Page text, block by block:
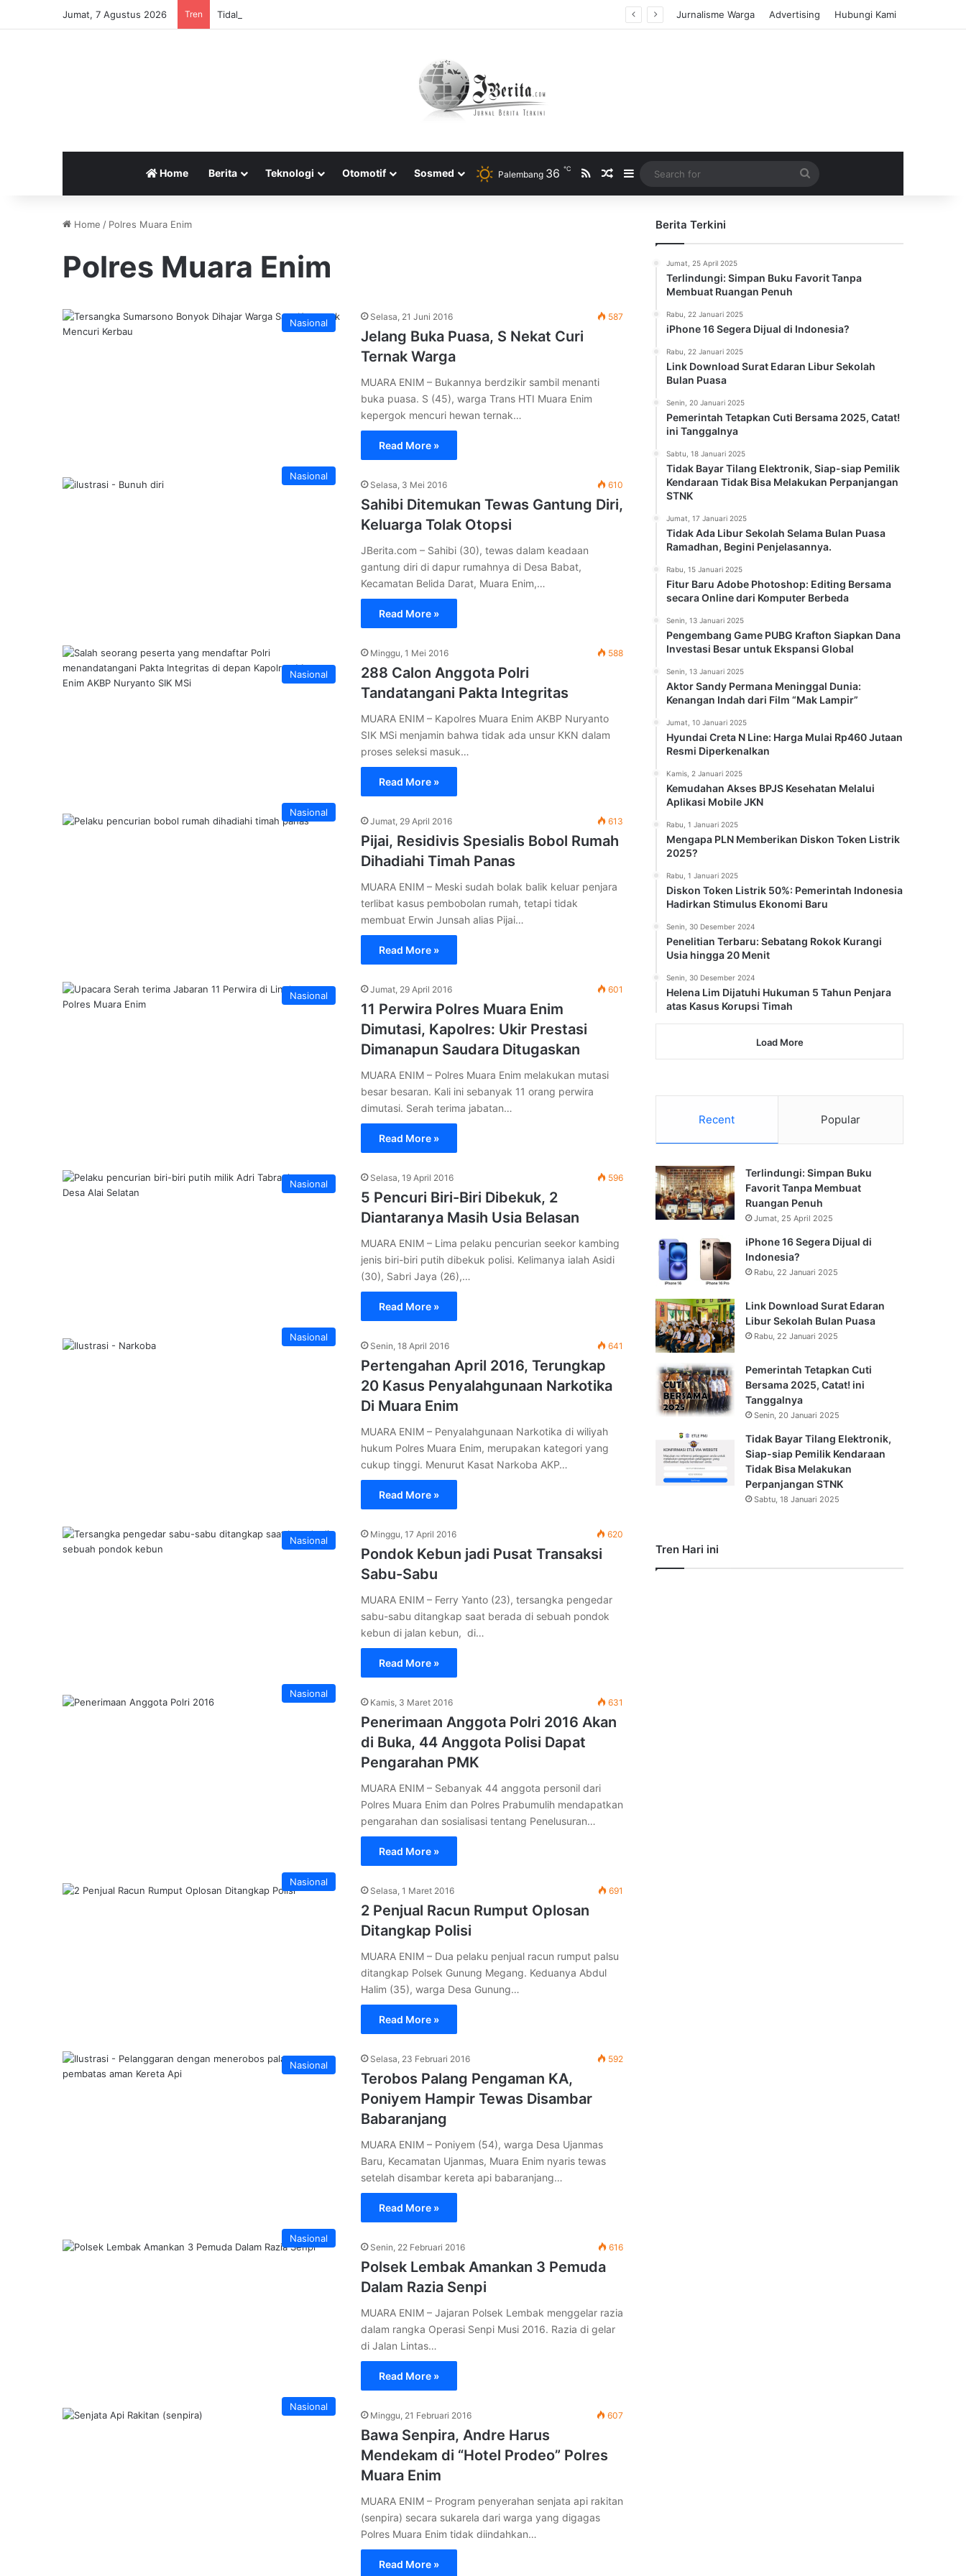
Jumat, 7 Agustus 2026 Tren Tidak Ada Libur Sekolah Selama Bulan Puasa Ramadhan, Begini Penjelasannya. Jurnalisme Warga Advertising Hubungi Kami
Home Berita Teknologi Otomotif Sosmed Palembang 36 ℃ RSSRandom Article
Sidebar
for
Home / Polres Muara Enim
Polres Muara Enim
Nasional
Selasa, 21 Juni 2016 587
Jelang Buka Puasa, S Nekat Curi
Ternak Warga
MUARA ENIM – Bukannya berdzikir sambil menanti
buka puasa. S (45), warga Trans HTI Muara Enim
kepergok mencuri hewan ternak…
Read More »
Nasional
Selasa, 3 Mei 2016 610
Sahibi Ditemukan Tewas Gantung Diri,
Keluarga Tolak Otopsi
JBerita.com – Sahibi (30), tewas dalam keadaan
gantung diri di dapur rumahnya di Desa Babat,
Kecamatan Belida Darat, Muara Enim,…
Read More »
Nasional
Minggu, 1 Mei 2016 588
288 Calon Anggota Polri
Tandatangani Pakta Integritas
MUARA ENIM – Kapolres Muara Enim AKBP Nuryanto
SIK MSi menjamin bahwa tidak ada unsur KKN dalam
proses seleksi masuk…
Read More »
Nasional
Jumat, 29 April 2016 613
Pijai, Residivis Spesialis Bobol Rumah
Dihadiahi Timah Panas
MUARA ENIM – Meski sudah bolak balik keluar penjara
terlibat kasus pembobolan rumah, tetapi tidak
membuat Erwin Junsah alias Pijai…
Read More »
Nasional
Jumat, 29 April 2016 601
11 Perwira Polres Muara Enim
Dimutasi, Kapolres: Ukir Prestasi
Dimanapun Saudara Ditugaskan
MUARA ENIM – Polres Muara Enim melakukan mutasi
besar besaran. Kali ini sebanyak 11 orang perwira
dimutasi. Serah terima jabatan…
Read More »
Nasional
Selasa, 19 April 2016 596
5 Pencuri Biri-Biri Dibekuk, 2
Diantaranya Masih Usia Belasan
MUARA ENIM – Lima pelaku pencurian seekor kambing
jenis biri-biri putih dibekuk polisi. Kelimanya ialah Asidi
(30), Sabri Jaya (26),…
Read More »
Nasional
Senin, 18 April 2016 641
Pertengahan April 2016, Terungkap
20 Kasus Penyalahgunaan Narkotika
Di Muara Enim
MUARA ENIM – Penyalahgunaan Narkotika di wiliyah
hukum Polres Muara Enim, merupakan kategori yang
cukup tinggi. Menurut Kasat Narkoba AKP…
Read More »
Nasional
Minggu, 17 April 2016 620
Pondok Kebun jadi Pusat Transaksi
Sabu-Sabu
MUARA ENIM – Ferry Yanto (23), tersangka pengedar
sabu-sabu ditangkap saat berada di sebuah pondok
kebun di jalan kebun, di…
Read More »
Nasional
Kamis, 3 Maret 2016 631
Penerimaan Anggota Polri 2016 Akan
di Buka, 44 Anggota Polisi Dapat
Pengarahan PMK
MUARA ENIM – Sebanyak 44 anggota personil dari
Polres Muara Enim dan Polres Prabumulih mendapatkan
pengarahan dan sosialisasi tentang Penelusuran…
Read More »
Nasional
Selasa, 1 Maret 2016 691
2 Penjual Racun Rumput Oplosan
Ditangkap Polisi
MUARA ENIM – Dua pelaku penjual racun rumput palsu
ditangkap Polsek Gunung Megang. Keduanya Abdul
Halim (35), warga Desa Gunung…
Read More »
Nasional
Selasa, 23 Februari 2016 592
Terobos Palang Pengaman KA,
Poniyem Hampir Tewas Disambar
Babaranjang
MUARA ENIM – Poniyem (54), warga Desa Ujanmas
Baru, Kecamatan Ujanmas, Muara Enim nyaris tewas
setelah disambar kereta api babaranjang…
Read More »
Nasional
Senin, 22 Februari 2016 616
Polsek Lembak Amankan 3 Pemuda
Dalam Razia Senpi
MUARA ENIM – Jajaran Polsek Lembak menggelar razia
dalam rangka Operasi Senpi Musi 2016. Razia di gelar
di Jalan Lintas…
Read More »
Nasional
Minggu, 21 Februari 2016 607
Bawa Senpira, Andre Harus
Mendekam di “Hotel Prodeo” Polres
Muara Enim
MUARA ENIM – Program penyerahan senjata api rakitan
(senpira) secara sukarela dari warga yang digagas
Polres Muara Enim tidak diindahkan…
Read More »
Berita Terkini
Jumat, 25 April 2025
Terlindungi: Simpan Buku Favorit Tanpa
Membuat Ruangan Penuh
Rabu, 22 Januari 2025
iPhone 16 Segera Dijual di Indonesia?
Rabu, 22 Januari 2025
Link Download Surat Edaran Libur Sekolah
Bulan Puasa
Senin, 20 Januari 2025
Pemerintah Tetapkan Cuti Bersama 2025, Catat!
ini Tanggalnya
Sabtu, 18 Januari 2025
Tidak Bayar Tilang Elektronik, Siap-siap Pemilik
Kendaraan Tidak Bisa Melakukan Perpanjangan
STNK
Jumat, 17 Januari 2025
Tidak Ada Libur Sekolah Selama Bulan Puasa
Ramadhan, Begini Penjelasannya.
Rabu, 15 Januari 2025
Fitur Baru Adobe Photoshop: Editing Bersama
secara Online dari Komputer Berbeda
Senin, 13 Januari 2025
Pengembang Game PUBG Krafton Siapkan Dana
Investasi Besar untuk Ekspansi Global
Senin, 13 Januari 2025
Aktor Sandy Permana Meninggal Dunia:
Kenangan Indah dari Film “Mak Lampir”
Jumat, 10 Januari 2025
Hyundai Creta N Line: Harga Mulai Rp460 Jutaan
Resmi Diperkenalkan
Kamis, 2 Januari 2025
Kemudahan Akses BPJS Kesehatan Melalui
Aplikasi Mobile JKN
Rabu, 1 Januari 2025
Mengapa PLN Memberikan Diskon Token Listrik
2025?
Rabu, 1 Januari 2025
Diskon Token Listrik 50%: Pemerintah Indonesia
Hadirkan Stimulus Ekonomi Baru
Senin, 30 Desember 2024
Penelitian Terbaru: Sebatang Rokok Kurangi
Usia hingga 20 Menit
Senin, 30 Desember 2024
Helena Lim Dijatuhi Hukuman 5 Tahun Penjara
atas Kasus Korupsi Timah
Load More
Recent Popular
Terlindungi: Simpan Buku
Favorit Tanpa Membuat
Ruangan Penuh
Jumat, 25 April 2025
iPhone 16 Segera Dijual di
Indonesia?
Rabu, 22 Januari 2025
Link Download Surat Edaran
Libur Sekolah Bulan Puasa
Rabu, 22 Januari 2025
Pemerintah Tetapkan Cuti
Bersama 2025, Catat! ini
Tanggalnya
Senin, 20 Januari 2025
Tidak Bayar Tilang Elektronik,
Siap-siap Pemilik Kendaraan
Tidak Bisa Melakukan
Perpanjangan STNK
Sabtu, 18 Januari 2025
Tren Hari ini